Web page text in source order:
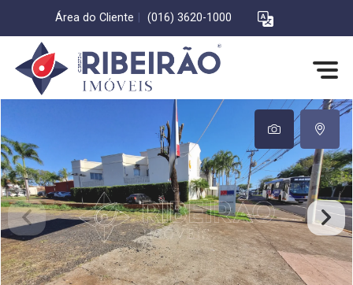
Área do Cliente (016) 3620-1000